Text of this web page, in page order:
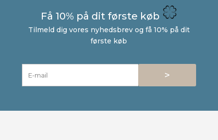
Få 10% på dit første køb
Tilmeld dig vores nyhedsbrev og få 10% på dit
første køb
>